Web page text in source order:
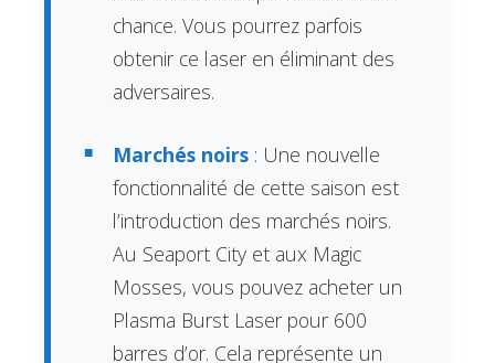
chance. Vous pourrez parfois
obtenir ce laser en éliminant des
adversaires.
Marchés noirs : Une nouvelle
fonctionnalité de cette saison est
l’introduction des marchés noirs.
Au Seaport City et aux Magic
Mosses, vous pouvez acheter un
Plasma Burst Laser pour 600
barres d’or. Cela représente un